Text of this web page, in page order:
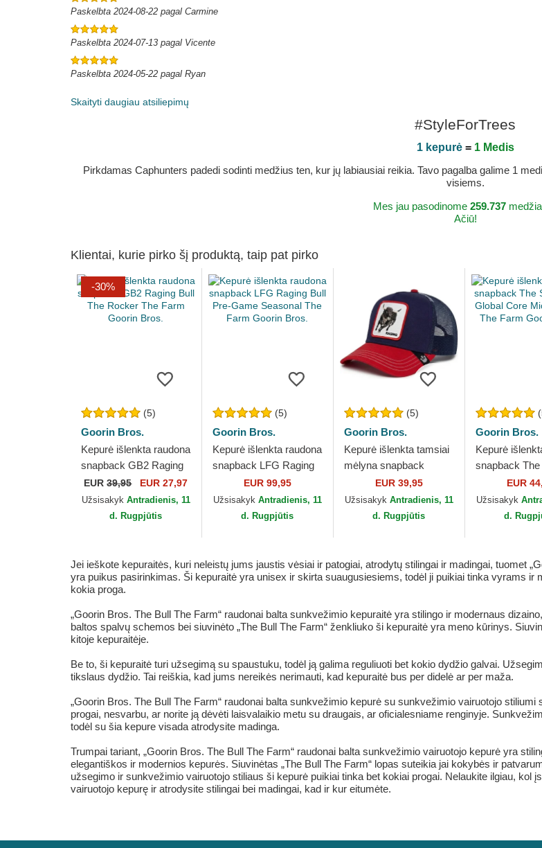
Paskelbta 2024-08-22 pagal Carmine
Paskelbta 2024-07-13 pagal Vicente
Paskelbta 2024-05-22 pagal Ryan
Skaityti daugiau atsiliepimų
#StyleForTrees
1 kepurė= 1 Medis
Pirkdamas Caphunters padedi sodinti medžius ten, kur jų labiausiai reikia. Tavo pagalba galime 1
visiems.
Mes jau pasodinome 259.737
Ačiū!
Klientai, kurie pirko šį produktą, taip pat pirko
-30%
(5)
Goorin Bros.
Kepurė išlenkta raudona
snapback GB2 Raging
Bull The Rocker The
Farm Goorin Bros.
EUR39,95 EUR 27,97
Užsisakyk Antradienis, 11
d. Rugpjūtis
(5)
Goorin Bros.
Kepurė išlenkta raudona
snapback LFG Raging
Bull Pre-Game
Seasonal The Farm
Goorin Bros.
EUR 99,95
Užsisakyk Antradienis, 11
d. Rugpjūtis
(5)
Goorin Bros.
Kepurė išlenkta tamsiai
mėlyna snapback
Raging Bull Fab Farm
The Farm Goorin Bros.
EUR 39,95
Užsisakyk Antradienis, 11
d. Rugpjūtis
Goorin Bros.
Kepurė
snapback The
Bull Global
Suede The
EUR
Užsisakyk
d.
Jei ieškote kepuraitės, kuri neleistų jums jaustis vėsiai ir patogiai, atrodytų stilingai ir madingai, tuomet
yra puikus pasirinkimas. Ši kepuraitė yra unisex ir skirta suaugusiesiems, todėl ji puikiai tinka vyrams
kokia proga.
„Goorin Bros. The Bull The Farm“ raudonai balta sunkvežimio kepuraitė yra stilingo ir modernaus
baltos spalvų schemos bei siuvinėto „The Bull The Farm“ ženkliuko ši kepuraitė yra meno kūrinys.
kitoje kepuraitėje.
Be to, ši kepuraitė turi užsegimą su spaustuku, todėl ją galima reguliuoti bet kokio dydžio galvai.
tikslaus dydžio. Tai reiškia, kad jums nereikės nerimauti, kad kepuraitė bus per didelė ar per maža.
„Goorin Bros. The Bull The Farm“ raudonai balta sunkvežimio kepurė su sunkvežimio vairuotojo
progai, nesvarbu, ar norite ją dėvėti laisvalaikio metu su draugais, ar oficialesniame renginyje.
todėl su šia kepure visada atrodysite madinga.
Trumpai tariant, „Goorin Bros. The Bull The Farm“ raudonai balta sunkvežimio vairuotojo kepurė yra
elegantiškos ir modernios kepurės. Siuvinėtas „The Bull The Farm“ lopas suteikia jai kokybės ir
užsegimo ir sunkvežimio vairuotojo stiliaus ši kepurė puikiai tinka bet kokiai progai. Nelaukite ilgiau, kol
vairuotojo kepurę ir atrodysite stilingai bei madingai, kad ir kur eitumėte.